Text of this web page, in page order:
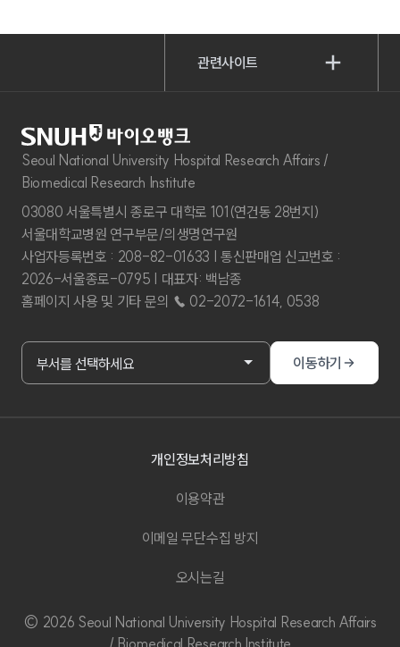
관련사이트
Seoul National University Hospital Research Affairs /
Biomedical Research Institute
03080 서울특별시 종로구 대학로 101(연건동 28번지)
서울대학교병원 연구부문/의생명연구원
사업자등록번호 : 208-82-01633 | 통신판매업 신고번호 :
2026-서울종로-0795 | 대표자: 백남종
홈페이지 사용 및 기타 문의 ☎ 02-2072-1614, 0538
부서홈페이지 바로가기
부서를 선택하세요 이동하기
개인정보처리방침
이용약관
이메일 무단수집 방지
오시는길
© 2026 Seoul National University Hospital Research Affairs
/ Biomedical Research Institute